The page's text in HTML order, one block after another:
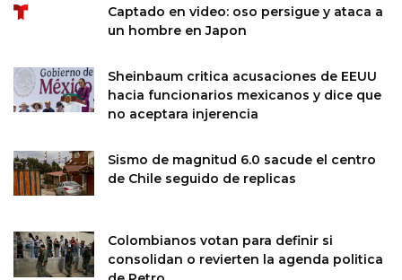
Captado en video: oso persigue y ataca a
un hombre en Japon
Sheinbaum critica acusaciones de EEUU
hacia funcionarios mexicanos y dice que
no aceptara injerencia
Sismo de magnitud 6.0 sacude el centro
de Chile seguido de replicas
Colombianos votan para definir si
consolidan o revierten la agenda politica